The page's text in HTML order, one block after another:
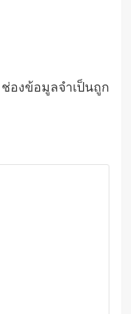
ช่องข้อมูลจำเป็นถูก